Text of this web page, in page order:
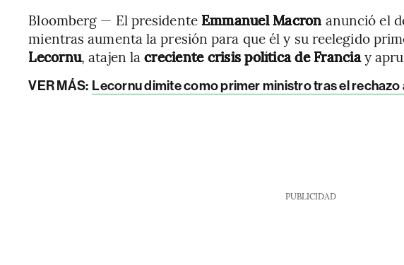
Bloomberg — El presidente Emmanuel Macron anunció el
mientras aumenta la presión para que él y su reelegido
Lecornu, atajen lacreciente crisis política de Franciay
VER MÁS: Lecornu dimite como primer ministro tras el rechazo
PUBLICIDAD